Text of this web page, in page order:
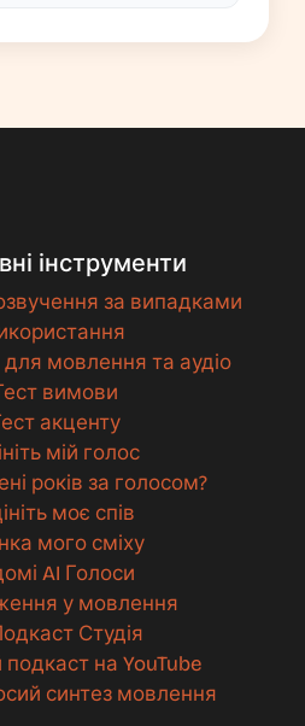
інструменти
за випадками
для мовлення та аудіо
вимови
акценту
мій голос
років за голосом?
моє спів
мого сміху
AI Голоси
у мовлення
Студія
на YouTube
синтез мовлення